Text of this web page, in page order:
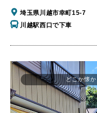
埼玉県川越市幸町15-7
川越駅西口で下車
どこか懐